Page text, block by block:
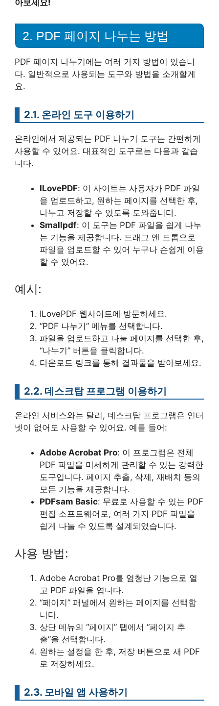
아보세요!
2. PDF 페이지 나누는 방법
PDF 페이지 나누기에는 여러 가지 방법이 있습니
다. 일반적으로 사용되는 도구와 방법을 소개할게
요.
2.1. 온라인 도구 이용하기
온라인에서 제공되는 PDF 나누기 도구는 간편하게
사용할 수 있어요. 대표적인 도구로는 다음과 같습
니다.
ILovePDF: 이 사이트는 사용자가 PDF 파일
을 업로드하고, 원하는 페이지를 선택한 후,
나누고 저장할 수 있도록 도와줍니다.
Smallpdf: 이 도구는 PDF 파일을 쉽게 나누
는 기능을 제공합니다. 드래그 앤 드롭으로
파일을 업로드할 수 있어 누구나 손쉽게 이용
할 수 있어요.
예시:
ILovePDF 웹사이트에 방문하세요.
“PDF 나누기” 메뉴를 선택합니다.
파일을 업로드하고 나눌 페이지를 선택한 후,
“나누기” 버튼을 클릭합니다.
다운로드 링크를 통해 결과물을 받아보세요.
2.2. 데스크탑 프로그램 이용하기
온라인 서비스와는 달리, 데스크탑 프로그램은 인터
넷이 없어도 사용할 수 있어요. 예를 들어:
Adobe Acrobat Pro: 이 프로그램은 전체
PDF 파일을 미세하게 관리할 수 있는 강력한
도구입니다. 페이지 추출, 삭제, 재배치 등의
모든 기능을 제공합니다.
PDFsam Basic: 무료로 사용할 수 있는 PDF
편집 소프트웨어로, 여러 가지 PDF 파일을
쉽게 나눌 수 있도록 설계되었습니다.
사용 방법:
Adobe Acrobat Pro를 엄청난 기능으로 열
고 PDF 파일을 엽니다.
“페이지” 패널에서 원하는 페이지를 선택합
니다.
상단 메뉴의 “페이지” 탭에서 “페이지 추
출”을 선택합니다.
원하는 설정을 한 후, 저장 버튼으로 새 PDF
로 저장하세요.
2.3. 모바일 앱 사용하기